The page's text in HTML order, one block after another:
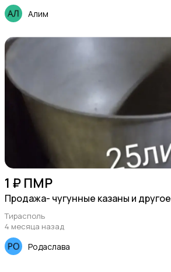
Алим
1 ₽ ПМР
Продажа- чугунные казаны и другое
Тирасполь
4 месяца назад
Родаслава